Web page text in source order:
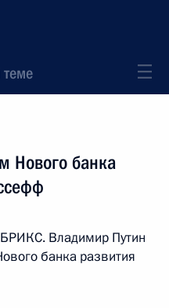
Нового банка
Владимир Путин
банка развития